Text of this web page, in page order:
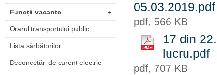
Funcții vacante +
Orarul transportului public
Lista sărbătorilor
Deconectări de curent electric
05.03.2019.pdf
pdf, 566 KB
17 din
lucru.pdf
pdf, 707 KB